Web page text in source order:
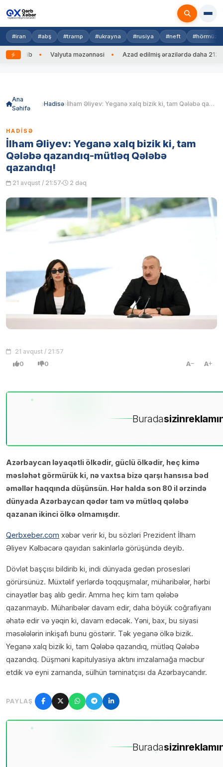
#iran #abş #tramp #ukrayna #rusiya #neft #hörmüz
edib Valyuta məzənnəsi Azad edilmiş ərazilərdə daha 212
Ana
Səhifə
Hadisə İlham Əliyev: Yeganə xalq bizik ki, tam Qələbə qazandıq-mütləq Qələbə qazandıq!
HADISƏ
İlham Əliyev: Yeganə xalq bizik ki, tam
Qələbə qazandıq-mütləq Qələbə
qazandıq!
21 avqust / 21:57 2 dəq
21 avqust / 21:57
0 0 A A
Buradasizin
Azərbaycan ləyaqətli ölkədir, güclü ölkədir, heç kimə
məsləhət görmürük ki, nə vaxtsa bizə qarşı hansısa bəd
əməllər haqqında düşünsün. Hər halda son 80 il ərzində
dünyada Azərbaycan qədər tam və mütləq qələbə
qazanan ikinci ölkə olmamışdır.
Qerbxeber.com xəbər verir ki, bu sözləri Prezident İlham
Əliyev Kəlbəcərə qayıdan sakinlərlə görüşündə deyib.
Dövlət başçısı bildirib ki, indi dünyada gedən prosesləri
görürsünüz. Müxtəlif yerlərdə toqquşmalar, müharibələr, hərbi
cinayətlər baş alıb gedir. Amma heç kim tam qələbə
qazanmayıb. Müharibələr davam edir, daha böyük coğrafiyanı
əhatə edir və yəqin ki, davam edəcək. Yəni, bax, bu siyasi
məsələlərin inkişafı bunu göstərir. Tək yeganə ölkə bizik.
Yeganə xalq bizik ki, tam Qələbə qazandıq, mütləq Qələbə
qazandıq. Düşməni kapitulyasiya aktını imzalamağa məcbur
etdik və eyni zamanda, sülhün təminatçısı da Azərbaycandır.
PAYLAŞ
Buradasizin